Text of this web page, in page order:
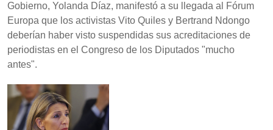
Gobierno, Yolanda Díaz, manifestó a su llegada al Fórum
Europa que los activistas Vito Quiles y Bertrand Ndongo
deberían haber visto suspendidas sus acreditaciones de
periodistas en el Congreso de los Diputados "mucho
antes".